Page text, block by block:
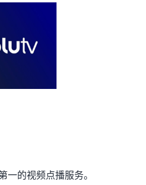
一的视频点播服务。